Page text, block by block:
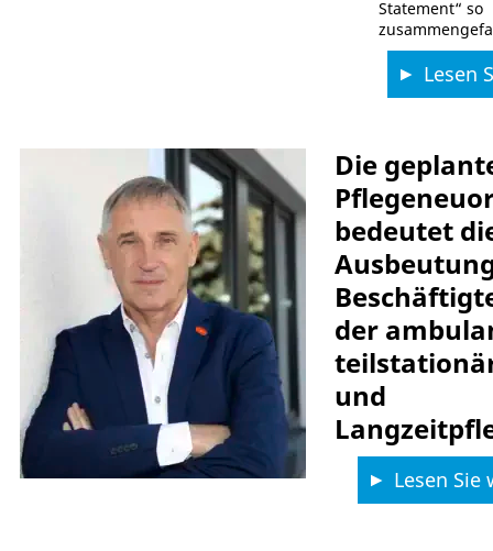
Statement“ so
Lesen
Die
bedeutet
der
und
Lesen Sie